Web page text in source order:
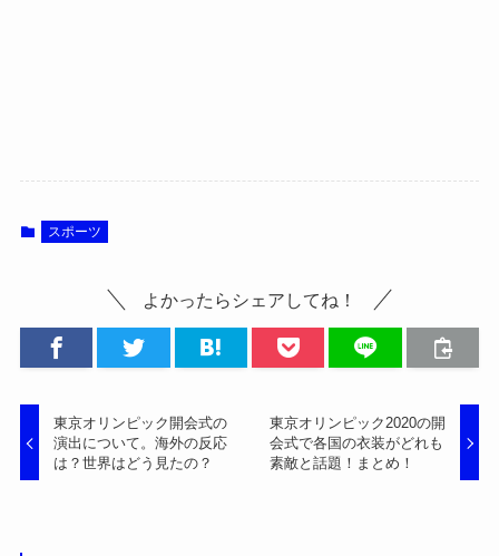
スポーツ
よかったらシェアしてね！
東京オリンピック開会式の
演出について。海外の反応
は？世界はどう見たの？
東京オリンピック2020の開
会式で各国の衣装がどれも
素敵と話題！まとめ！